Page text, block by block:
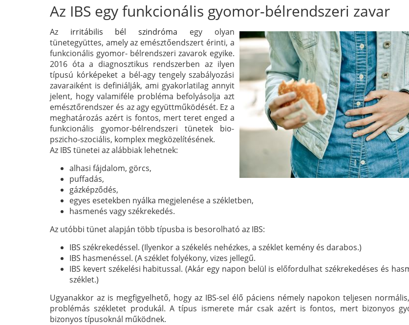
Az IBS egy funkcionális gyomor-bélrendszeri zavar
Az irritábilis bél szindróma egy olyan
tünetegyüttes, amely az emésztőendszert érinti, a
funkcionális gyomor- bélrendszeri zavarok egyike.
2016 óta a diagnosztikus rendszerben az ilyen
típusú kórképeket a bél-agy tengely szabályozási
zavaraiként is definiálják, ami gyakorlatilag annyit
jelent, hogy valamiféle probléma befolyásolja azt
emésztőrendszer és az agy együttműködését. Ez a
meghatározás azért is fontos, mert teret enged a
funkcionális gyomor-bélrendszeri tünetek bio-
pszicho-szociális, komplex megközelítésének.
Az IBS tünetei az alábbiak lehetnek:
alhasi fájdalom, görcs,
puffadás,
gázképződés,
egyes esetekben nyálka megjelenése a székletben,
hasmenés vagy székrekedés.
Az utóbbi tünet alapján több típusba is besorolható az IBS:
IBS székrekedéssel. (Ilyenkor a székelés nehézkes, a széklet kemény és darabos.)
IBS hasmenéssel. (A széklet folyékony, vizes jellegű.
IBS kevert székelési habitussal. (Akár egy napon belül is előfordulhat székrekedéses és
széklet.)
Ugyanakkor az is megfigyelhető, hogy az IBS-sel élő páciens némely napokon teljesen
problémás székletet produkál. A típus ismerete már csak azért is fontos, mert bizonyos
bizonyos típusoknál működnek.